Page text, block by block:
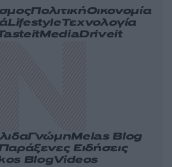
ΠολιτικήΟικονομία
LifestyleΤεχνολογία
MediaDriveit
ΓνώμηMelas Blog
Ειδήσεις
BlogVideos